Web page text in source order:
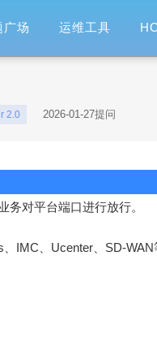
广场 运维工具
2.0 2026-01-27提问
务对平台端口进行放行。
IMC、Ucenter、SD-